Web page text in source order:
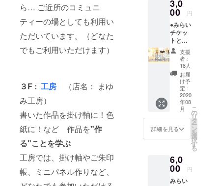
ら… ご近所のコミュニ
ティーの場としても利用い
ただいています。（どなた
でもご利用いただけます）
３F : 工房
（店名： まゆ
み工房）
書いた作品を掛け軸に！色
紙に！など 作品を"作
る"ことを学ぶ
工房では、掛け軸やご朱印
帳、ミニパネル作りなど、
紙、竹
ひご、
麻紐 ※
色柄は
選べま
せん。
※一点ず
つ手書
きで
『あり
がと
う』と
書き添
えてい
ますの
手元に
届いた
写真と
異なる
場合が
が、今
回はク
ン限定
で「あ
りがと
う」と
ご購入
いただ
いた方
への感
謝の気
持ちを
一枚一
枚、手
書いた
ミニ掛
・ミニ
掛軸 サ
イズ：
テリア
として
自由に
飾って
楽しん
でいた
だくこ
と が
できま
す。 丸
い台座
がかわ
いらし
い木製
のスタ
ンドと
ミニ畳
マッチ
しま
常は、
●「だし
醤油」2
本 お
ひたし
やお豆
腐はも
ちろん
炒め物
などの
味付け
にもな
んにで
も使え
て便利
です。
醤油以
外でも
るのも
オスス
メで
す。 こ
3,0
00 円
●みらい
チケッ
トとは
料金(カ
フェ/飲
食代、
工房/
ワーク
ショッ
プ参加
費・
グッズ
購入代)
の先払
いをす
ること
型コロ
ナウィ
ルスの
影響に
支援
者：
18人
お届
け予
定：
2020
年08
月
詳細を見る
こ
の
リ
タ
ー
ン
を
選
択
す
る
6,0
00 円
みらい